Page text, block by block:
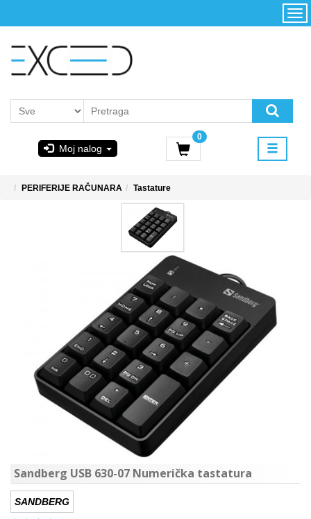
Moj nalog
0
Početna
korišćenja i
MICROSOFT
PERIFERIJE RAČUNARA Tastature
Sandberg USB 630-07 Numerička tastatura
SANDBERG